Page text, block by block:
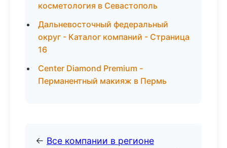
косметология в Севастополь
Дальневосточный федеральный
округ - Каталог компаний - Страница
16
Center Diamond Premium -
Перманентный макияж в Пермь
← Все компании в регионе